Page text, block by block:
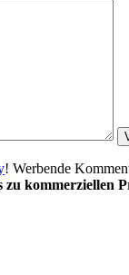
! Werbende
zu kommerziellen